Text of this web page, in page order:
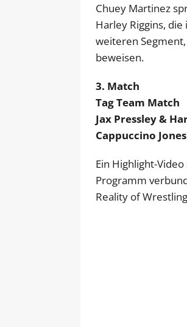
Chuey Martinez
Harley Riggins,
weiteren
beweisen.
3. Match
Tag Team Match
Jax Pressley &
Cappuccino
Ein Highlight-
Programm
Reality of